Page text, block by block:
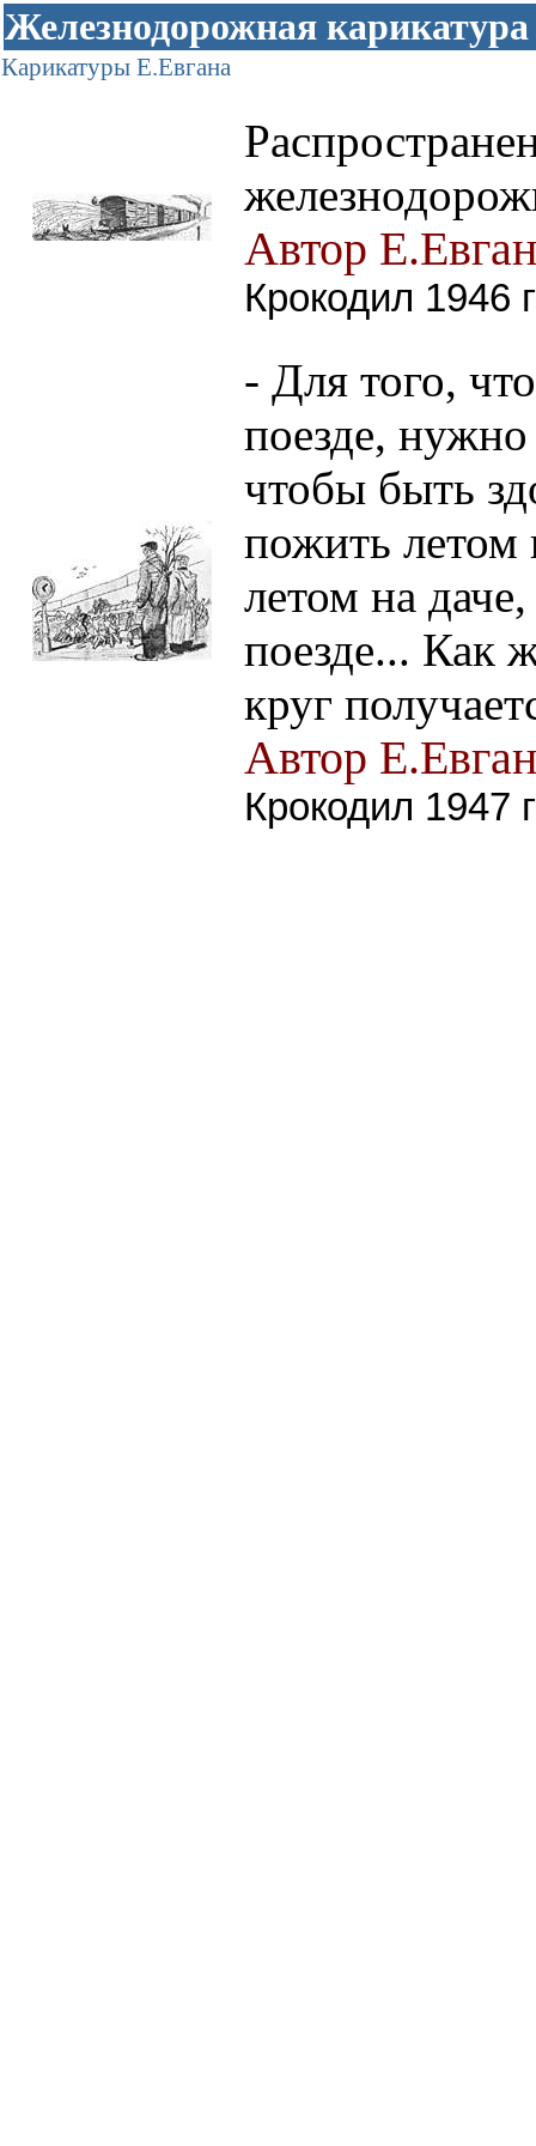
Железнодорожная карикатура
Карикатуры Е.Евгана
Автор Е.Евган
Крокодил 1946
- Для того,
поезде,
чтобы быть
пожить
летом на
поезде... Как
круг
Автор Е.Евган
Крокодил 1947